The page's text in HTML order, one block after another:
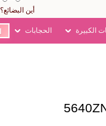
أين البضائع؟
الكبيرة الحجابات